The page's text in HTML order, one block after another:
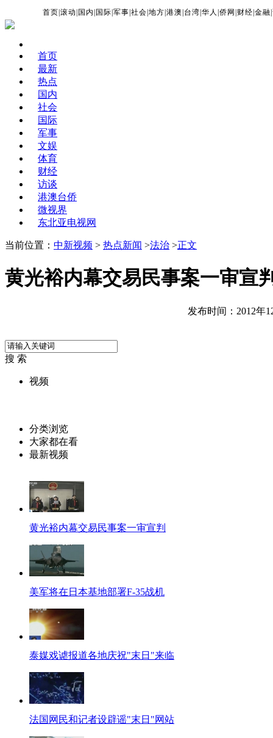
首页 |滚动 国内 国际 |军事 |社会 |地方 |港澳 台湾 |华人 |侨网 财经 |金融 |
首页
最新
热点
国内
社会
国际
军事
文娱
体育
财经
访谈
港澳台侨
微视界
东北亚电视网
当前位置： 中新视频 > 热点新闻 >法治 >正文
黄光裕内幕交易民事案一审宣
发布时间：2012年
搜 索
视频
分类浏览
大家都在看
最新视频
黄光裕内幕交易民事案一审宣判
美军将在日本基地部署F-35战机
泰媒戏谑报道各地庆祝"末日"来临
法国网民和记者设辟谣"末日"网站